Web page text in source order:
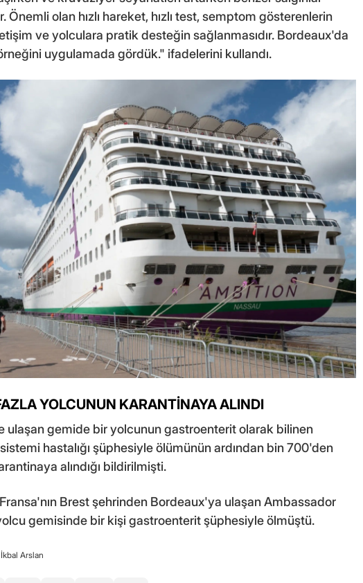
Önemli olan hızlı hareket, hızlı test, semptom gösterenlerin
ve yolculara pratik desteğin sağlanmasıdır. Bordeaux'da
uygulamada gördük." ifadelerini kullandı.
YOLCUNUN KARANTİNAYA ALINDI
ulaşan gemide bir yolcunun gastroenterit olarak bilinen
hastalığı şüphesiyle ölümünün ardından bin 700'den
alındığı bildirilmişti.
Brest şehrinden Bordeaux'ya ulaşan Ambassador
gemisinde bir kişi gastroenterit şüphesiyle ölmüştü.
Arslan